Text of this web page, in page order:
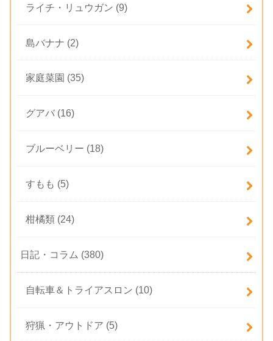
ライチ・リュウガン (9)
島バナナ (2)
家庭菜園 (35)
グアバ (16)
ブルーベリー (18)
すもも (5)
柑橘類 (24)
日記・コラム (380)
自転車＆トライアスロン (10)
狩猟・アウトドア (5)